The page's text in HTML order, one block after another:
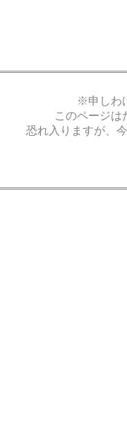
※申しわ
このページは
恐れ入りますが、